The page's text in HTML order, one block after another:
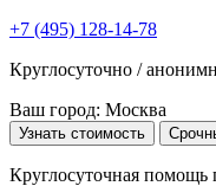
+7 (495) 128-14-78
Круглосуточно /
Ваш город: Москва
Узнать стоимость
Круглосуточная помощь